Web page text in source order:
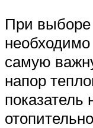
При выборе
самую
напор
показатель